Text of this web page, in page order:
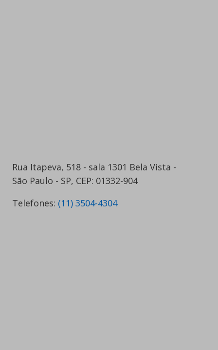
Rua Itapeva, 518 - sala 1301 Bela Vista -
São Paulo - SP, CEP: 01332-904
Telefones: (11) 3504-4304